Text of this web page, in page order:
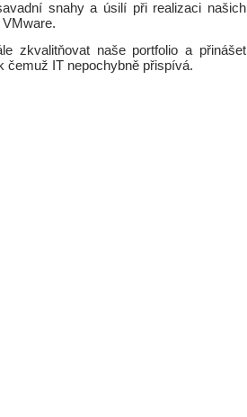
snahy a úsilí při realizaci našich
zkvalitňovat naše portfolio a přinášet
čemuž IT nepochybně přispívá.